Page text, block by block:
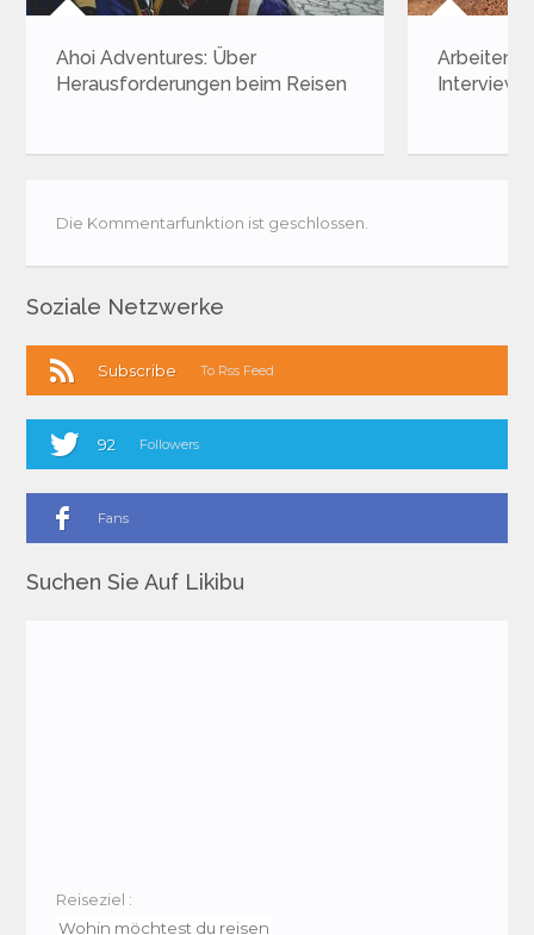
Ahoi Adventures: Über
Herausforderungen beim Reisen
Arbeiten
Interview
Die Kommentarfunktion ist geschlossen.
Soziale Netzwerke
Subscribe To Rss Feed
92 Followers
Fans
Suchen Sie Auf Likibu
Reiseziel :